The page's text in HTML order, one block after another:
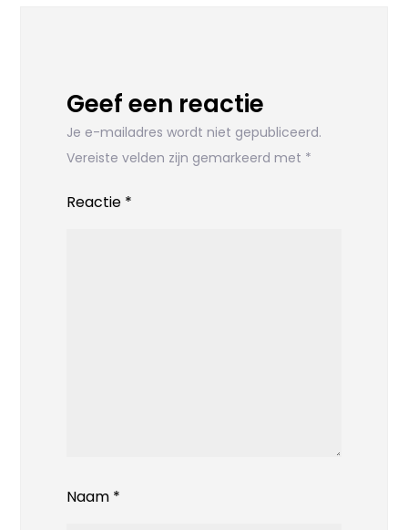
Geef een reactie
Je e-mailadres wordt niet gepubliceerd.
Vereiste velden zijn gemarkeerd met *
Reactie *
Naam *